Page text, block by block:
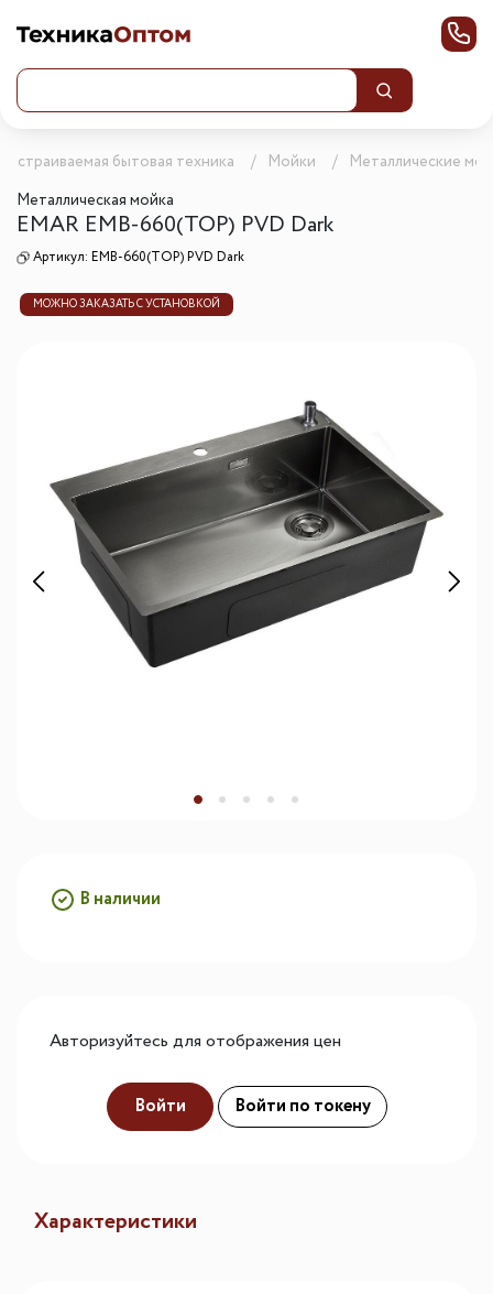
Встраиваемая бытовая техника Мойки
Металлические
Металлическая мойка
EMAR EMB-660(TOP) PVD Dark
Артикул: EMB-660(TOP) PVD Dark
МОЖНО ЗАКАЗАТЬ С УСТАНОВКОЙ
В наличии
Авторизуйтесь для отображения цен
Войти Войти по токену
Характеристики